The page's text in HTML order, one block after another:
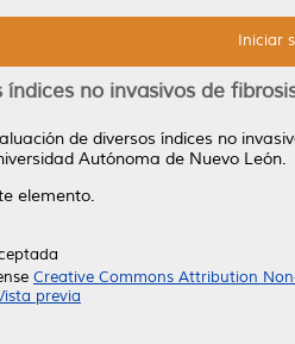
Iniciar
índices no invasivos de
de diversos índices no
Autónoma de Nuevo León.
elemento.
Creative Commons Attribution
previa